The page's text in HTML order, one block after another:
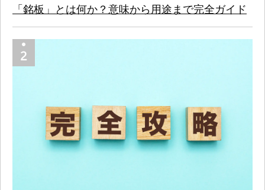
「銘板」とは何か？意味から用途まで完全ガイド